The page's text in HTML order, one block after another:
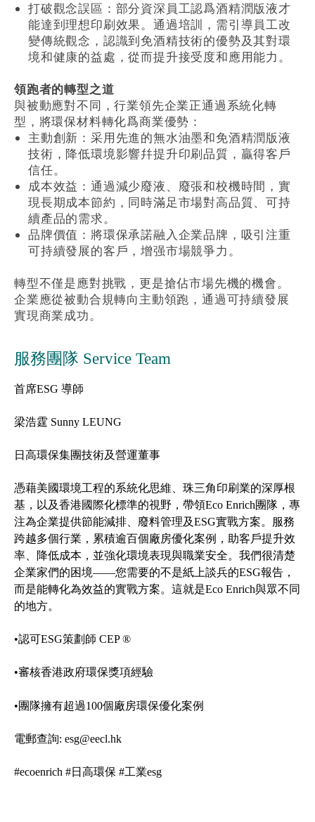
打破觀念誤區：部分資深員工認爲酒精潤版液才
能達到理想印刷效果。通過培訓，需引導員工改
變傳統觀念，認識到免酒精技術的優勢及其對環
境和健康的益處，從而提升接受度和應用能力。
領跑者的轉型之道
與被動應對不同，行業領先企業正通過系統化轉
型，將環保材料轉化爲商業優勢：
主動創新：采用先進的無水油墨和免酒精潤版液
技術，降低環境影響幷提升印刷品質，贏得客戶
信任。
成本效益：通過減少廢液、廢張和校機時間，實
現長期成本節約，同時滿足市場對高品質、可持
續產品的需求。
品牌價值：將環保承諾融入企業品牌，吸引注重
可持續發展的客戶，增强市場競爭力。
轉型不僅是應對挑戰，更是搶佔市場先機的機會。
企業應從被動合規轉向主動領跑，通過可持續發展
實現商業成功。
服務團隊 Service Team
首席ESG 導師
梁浩霆 Sunny LEUNG
日高環保集團技術及營運董事
憑藉美國環境工程的系統化思維、珠三角印刷業的深厚根
基，以及香港國際化標準的視野，帶領Eco Enrich團隊，專
注為企業提供節能減排、廢料管理及ESG實戰方案。服務
跨越多個行業，累積逾百個廠房優化案例，助客戶提升效
率、降低成本，並強化環境表現與職業安全。我們很清楚
企業家們的困境——您需要的不是紙上談兵的ESG報告，
而是能轉化為效益的實戰方案。這就是Eco Enrich與眾不同
的地方。
•認可ESG策劃師 CEP ®
•審核香港政府環保獎項經驗
•團隊擁有超過100個廠房環保優化案例
電郵查詢: esg@eecl.hk
#ecoenrich #日高環保 #工業esg